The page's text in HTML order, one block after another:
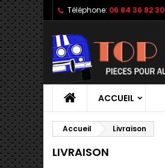
Téléphone: 06 84 36 82 30
ACCUEIL
Accueil Livraison
LIVRAISON